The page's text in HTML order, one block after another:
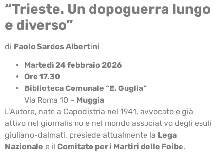
“Trieste. Un dopoguerra lungo
e diverso”
di Paolo Sardos Albertini
Martedì 24 febbraio 2026
Ore 17.30
Biblioteca Comunale “E. Guglia”
Via Roma 10 – Muggia
L’Autore, nato a Capodistria nel 1941, avvocato e già
attivo nel giornalismo e nel mondo associativo degli esuli
giuliano-dalmati, presiede attualmente la Lega
Nazionale e il Comitato per i Martiri delle Foibe.